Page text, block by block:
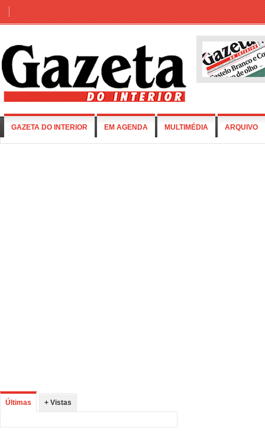
GAZETA DO INTERIOR EM AGENDA MULTIMÉDIA ARQUIVO
Últimas + Vistas